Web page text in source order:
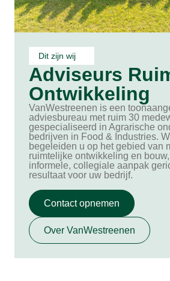
Dit zijn wij
Adviseurs
Ontwikkeling
VanWestreenen is een
adviesbureau met ruim 30
gespecialiseerd in Agrarische
bedrijven in Food & Industries.
begeleiden u op het gebied van
ruimtelijke ontwikkeling en
informele, collegiale aanpak
resultaat voor uw bedrijf.
Contact opnemen
Over VanWestreenen